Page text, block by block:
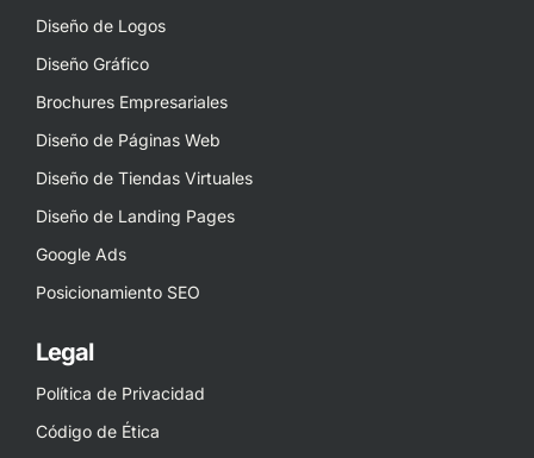
Diseño de Logos
Diseño Gráfico
Brochures Empresariales
Diseño de Páginas Web
Diseño de Tiendas Virtuales
Diseño de Landing Pages
Google Ads
Posicionamiento SEO
Legal
Política de Privacidad
Código de Ética